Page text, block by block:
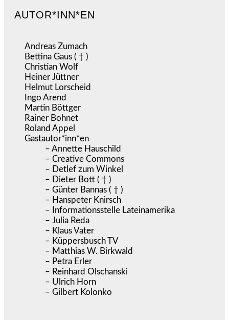
AUTOR*INN*EN
Andreas Zumach
Bettina Gaus ( † )
Christian Wolf
Heiner Jüttner
Helmut Lorscheid
Ingo Arend
Martin Böttger
Rainer Bohnet
Roland Appel
Gastautor*inn*en
– Annette Hauschild
– Creative Commons
– Detlef zum Winkel
– Dieter Bott ( † )
– Günter Bannas ( † )
– Hanspeter Knirsch
– Informationsstelle Lateinamerika
– Julia Reda
– Klaus Vater
– Küppersbusch TV
– Matthias W. Birkwald
– Petra Erler
– Reinhard Olschanski
– Ulrich Horn
– Gilbert Kolonko